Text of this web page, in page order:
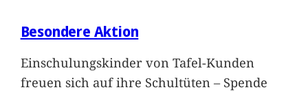
Besondere Aktion
Einschulungskinder von Tafel-Kunden
freuen sich auf ihre Schultüten – Spende